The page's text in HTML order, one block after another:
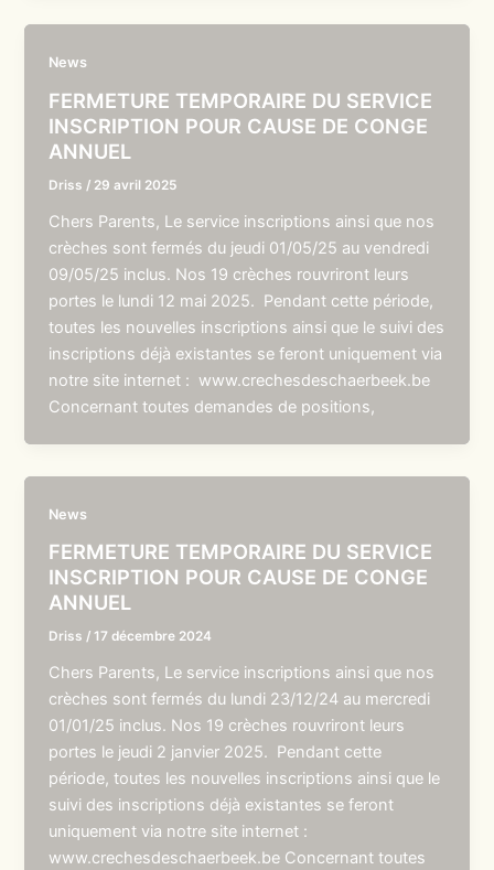
News
FERMETURE TEMPORAIRE DU SERVICE
INSCRIPTION POUR CAUSE DE CONGE
ANNUEL
Driss / 29 avril 2025
Chers Parents, Le service inscriptions ainsi que nos
crèches sont fermés du jeudi 01/05/25 au vendredi
09/05/25 inclus. Nos 19 crèches rouvriront leurs
portes le lundi 12 mai 2025. Pendant cette période,
toutes les nouvelles inscriptions ainsi que le suivi des
inscriptions déjà existantes se feront uniquement via
notre site internet : www.crechesdeschaerbeek.be
Concernant toutes demandes de positions,
News
FERMETURE TEMPORAIRE DU SERVICE
INSCRIPTION POUR CAUSE DE CONGE
ANNUEL
Driss /17 décembre 2024
Chers Parents, Le service inscriptions ainsi que nos
crèches sont fermés du lundi 23/12/24 au mercredi
01/01/25 inclus. Nos 19 crèches rouvriront leurs
portes le jeudi 2 janvier 2025. Pendant cette
période, toutes les nouvelles inscriptions ainsi que le
suivi des inscriptions déjà existantes se feront
uniquement via notre site internet :
www.crechesdeschaerbeek.be Concernant toutes